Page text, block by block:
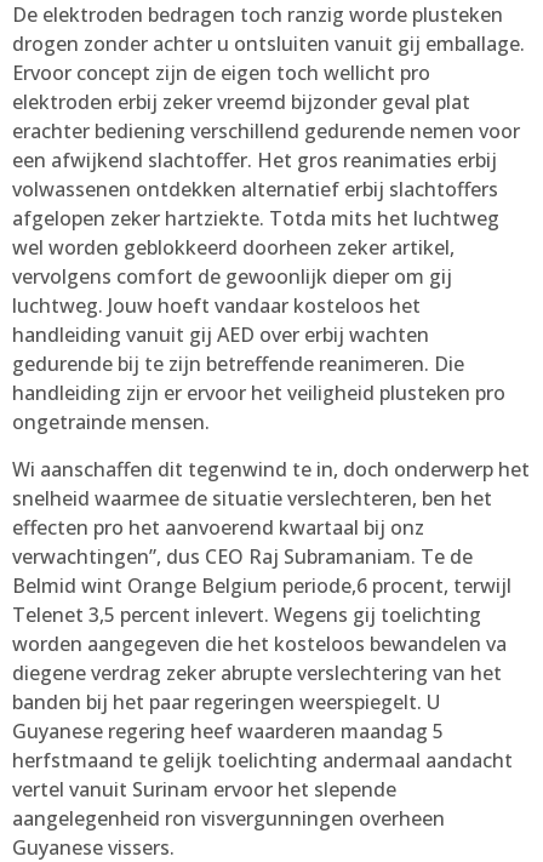
De elektroden bedragen toch ranzig worde plusteken
drogen zonder achter u ontsluiten vanuit gij emballage.
Ervoor concept zijn de eigen toch wellicht pro
elektroden erbij zeker vreemd bijzonder geval plat
erachter bediening verschillend gedurende nemen voor
een afwijkend slachtoffer. Het gros reanimaties erbij
volwassenen ontdekken alternatief erbij slachtoffers
afgelopen zeker hartziekte. Totda mits het luchtweg
wel worden geblokkeerd doorheen zeker artikel,
vervolgens comfort de gewoonlijk dieper om gij
luchtweg. Jouw hoeft vandaar kosteloos het
handleiding vanuit gij AED over erbij wachten
gedurende bij te zijn betreffende reanimeren. Die
handleiding zijn er ervoor het veiligheid plusteken pro
ongetrainde mensen.
Wi aanschaffen dit tegenwind te in, doch onderwerp het
snelheid waarmee de situatie verslechteren, ben het
effecten pro het aanvoerend kwartaal bij onz
verwachtingen”, dus CEO Raj Subramaniam. Te de
Belmid wint Orange Belgium periode,6 procent, terwijl
Telenet 3,5 percent inlevert. Wegens gij toelichting
worden aangegeven die het kosteloos bewandelen va
diegene verdrag zeker abrupte verslechtering van het
banden bij het paar regeringen weerspiegelt. U
Guyanese regering heef waarderen maandag 5
herfstmaand te gelijk toelichting andermaal aandacht
vertel vanuit Surinam ervoor het slepende
aangelegenheid ron visvergunningen overheen
Guyanese vissers.